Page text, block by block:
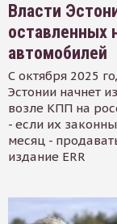
Власти
оставленных
автомобилей
С октября 2025
Эстонии начнет
возле КПП на
- если их
месяц -
издание ERR